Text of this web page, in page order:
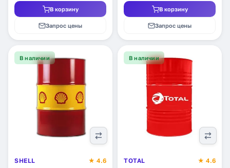
В корзину
Запрос цены
В корзину
Запрос цены
В наличии
SHELL
★ 4.6
В наличии
TOTAL
★ 4.6